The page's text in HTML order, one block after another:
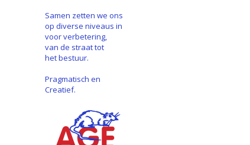
Samen zetten we ons
op diverse niveaus in
voor verbetering,
van de straat tot
het bestuur.
Pragmatisch en
Creatief.